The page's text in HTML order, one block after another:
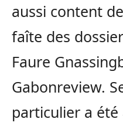
aussi content
faîte des
Faure
Gabonreview.
particulier a été